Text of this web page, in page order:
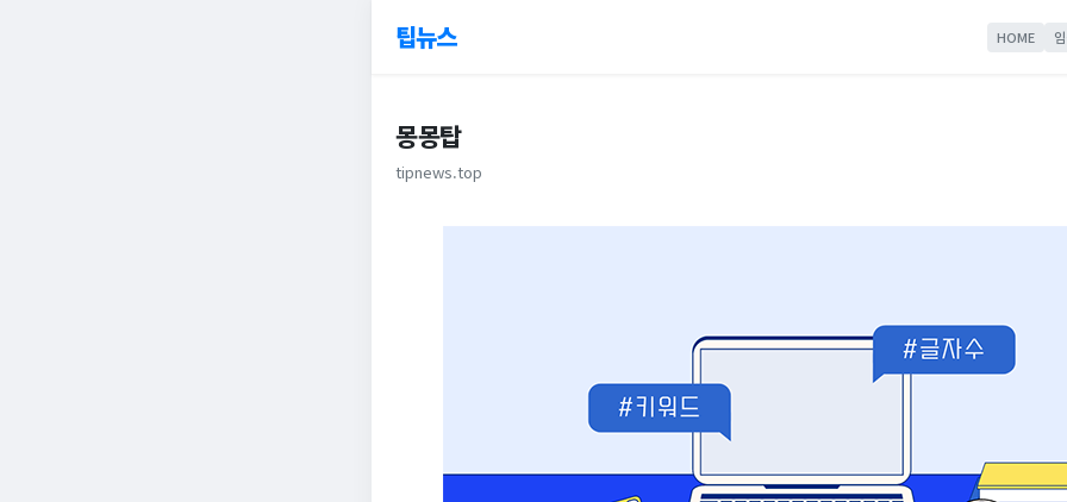
팁뉴스 HOME
몽몽탑
tipnews.top